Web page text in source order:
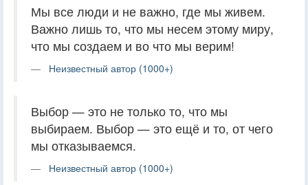
Мы все люди и не важно, где мы живем.
Важно лишь то, что мы несем этому миру,
что мы создаем и во что мы верим!
Неизвестный автор (1000+)
Выбор — это не только то, что мы
выбираем. Выбор — это ещё и то, от чего
мы отказываемся.
Неизвестный автор (1000+)